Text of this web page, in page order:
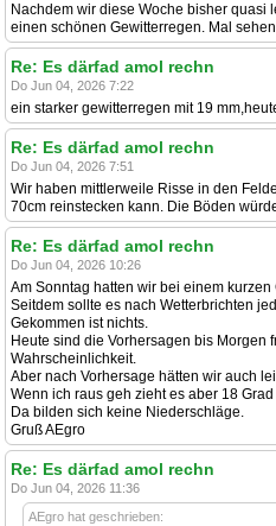
Nachdem wir diese Woche bisher quasi
einen schönen Gewitterregen. Mal
Re: Es därfad amol rechn
Do Jun 04, 2026 7:22
ein starker gewitterregen mit 19
Re: Es därfad amol rechn
Do Jun 04, 2026 7:51
Wir haben mittlerweile Risse in den
70cm reinstecken kann. Die Böden
Re: Es därfad amol rechn
Do Jun 04, 2026 10:26
Am Sonntag hatten wir bei einem kurzen
Seitdem sollte es nach Wetterbrichten
Gekommen ist nichts.
Heute sind die Vorhersagen bis Morgen
Wahrscheinlichkeit.
Aber nach Vorhersage hätten wir auch
Wenn ich raus geh zieht es aber 18
Da bilden sich keine Niederschläge.
Gruß AEgro
Re: Es därfad amol rechn
Do Jun 04, 2026 11:36
AEgro hat geschrieben: